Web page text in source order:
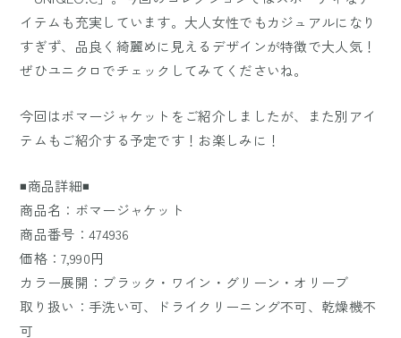
イテムも充実しています。大人女性でもカジュアルになり
すぎず、品良く綺麗めに見えるデザインが特徴で大人気！
ぜひユニクロでチェックしてみてくださいね。
今回はボマージャケットをご紹介しましたが、また別アイ
テムもご紹介する予定です！お楽しみに！
◾️商品詳細◾️
商品名：ボマージャケット
商品番号：474936
価格：7,990円
カラー展開：ブラック・ワイン・グリーン・オリーブ
取り扱い：手洗い可、ドライクリーニング不可、乾燥機不
可